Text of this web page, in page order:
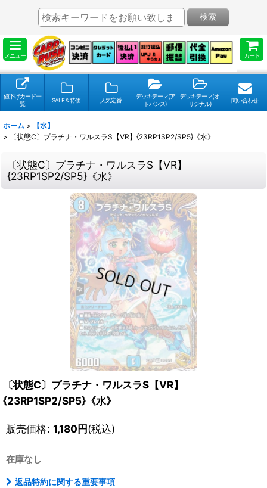
メニュー カート
検索
値下げカード一
覧
SALE＆特価 人気定番
デッキテーマ(ア
ドバンス)
デッキテーマ(オ
リジナル)
問い合わせ
ホーム >
【水】
>
〔状態C〕プラチナ・ワルスラS【VR】{23RP1SP2/SP5}《水》
〔状態C〕プラチナ・ワルスラS【VR】
{23RP1SP2/SP5}《水》
〔状態C〕プラチナ・ワルスラS【VR】
{23RP1SP2/SP5}《水》
販売価格: 1,180円(税込)
在庫なし
返品特約に関する重要事項